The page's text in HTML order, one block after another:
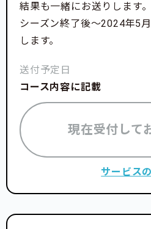
結果も一緒にお送りします。
シーズン終了後〜2024年5
します。
送付予定日
コース内容に記載
現在受付して
サービス